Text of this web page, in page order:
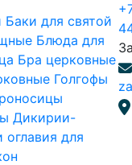
Баки для святой
Блюда для
Бра церковные
Голгофы
Дикирии-
для